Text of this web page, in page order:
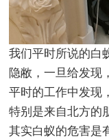
我们平时所说的白
隐敝，一旦给发现
平时的工作中发现
特别是来自北方的
其实白蚁的危害是